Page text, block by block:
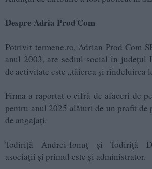
Despre Adria Prod Com
Potrivit termene.ro, Adrian Prod Com
anul 2003, are sediul social în județul
de activitate este „tăierea și rîndeluirea
Firma a raportat o cifră de afaceri de
pentru anul 2025 alături de un profit de
de angajați.
Todiriță Andrei-Ionuț și Todiriță
asociații și primul este și administrator.